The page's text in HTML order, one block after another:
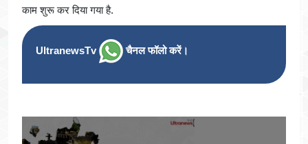
काम शुरू कर दिया गया है.
UltranewsTv चैनल फॉलो करें।